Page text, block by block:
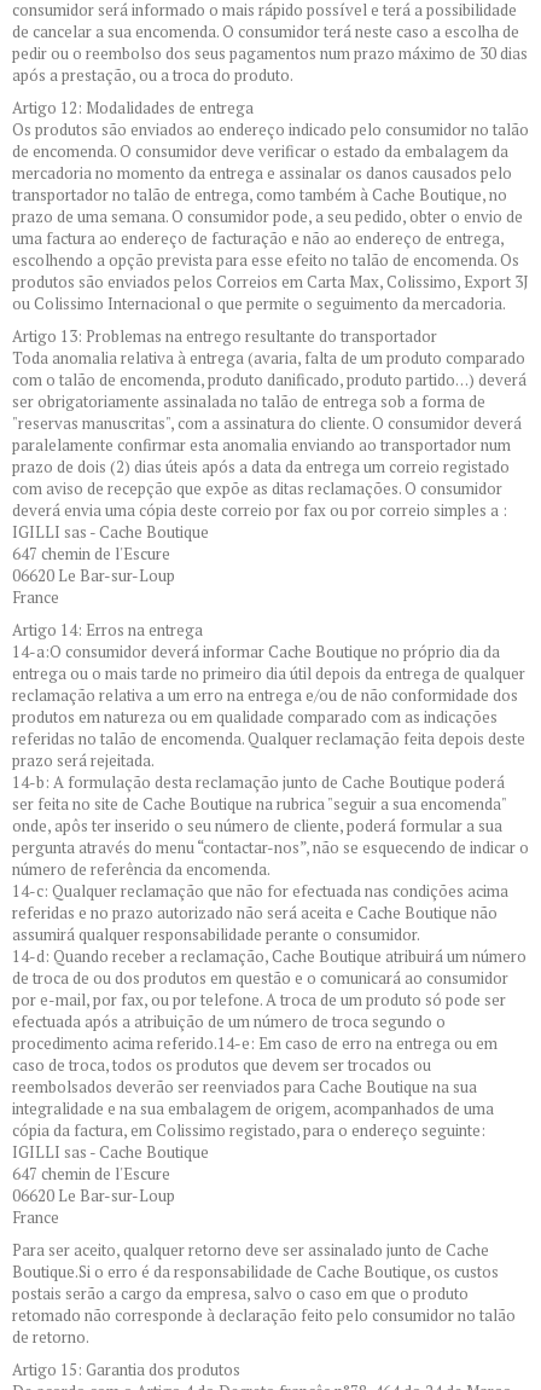
consumidor será informado o mais rápido possível e terá a possibilidade
de cancelar a sua encomenda. O consumidor terá neste caso a escolha de
pedir ou o reembolso dos seus pagamentos num prazo máximo de 30 dias
após a prestação, ou a troca do produto.
Artigo 12: Modalidades de entrega
Os produtos são enviados ao endereço indicado pelo consumidor no talão
de encomenda. O consumidor deve verificar o estado da embalagem da
mercadoria no momento da entrega e assinalar os danos causados pelo
transportador no talão de entrega, como também à Cache Boutique, no
prazo de uma semana. O consumidor pode, a seu pedido, obter o envio de
uma factura ao endereço de facturação e não ao endereço de entrega,
escolhendo a opção prevista para esse efeito no talão de encomenda. Os
produtos são enviados pelos Correios em Carta Max, Colissimo, Export 3J
ou Colissimo Internacional o que permite o seguimento da mercadoria.
Artigo 13: Problemas na entrego resultante do transportador
Toda anomalia relativa à entrega (avaria, falta de um produto comparado
com o talão de encomenda, produto danificado, produto partido…) deverá
ser obrigatoriamente assinalada no talão de entrega sob a forma de
"reservas manuscritas", com a assinatura do cliente. O consumidor deverá
paralelamente confirmar esta anomalia enviando ao transportador num
prazo de dois (2) dias úteis após a data da entrega um correio registado
com aviso de recepção que expõe as ditas reclamações. O consumidor
deverá envia uma cópia deste correio por fax ou por correio simples a :
IGILLI sas - Cache Boutique
647 chemin de l'Escure
06620 Le Bar-sur-Loup
France
Artigo 14: Erros na entrega
14-a:O consumidor deverá informar Cache Boutique no próprio dia da
entrega ou o mais tarde no primeiro dia útil depois da entrega de qualquer
reclamação relativa a um erro na entrega e/ou de não conformidade dos
produtos em natureza ou em qualidade comparado com as indicações
referidas no talão de encomenda. Qualquer reclamação feita depois deste
prazo será rejeitada.
14-b: A formulação desta reclamação junto de Cache Boutique poderá
ser feita no site de Cache Boutique na rubrica "seguir a sua encomenda"
onde, apôs ter inserido o seu número de cliente, poderá formular a sua
pergunta através do menu “contactar-nos”, não se esquecendo de indicar o
número de referência da encomenda.
14-c: Qualquer reclamação que não for efectuada nas condições acima
referidas e no prazo autorizado não será aceita e Cache Boutique não
assumirá qualquer responsabilidade perante o consumidor.
14-d: Quando receber a reclamação, Cache Boutique atribuirá um número
de troca de ou dos produtos em questão e o comunicará ao consumidor
por e-mail, por fax, ou por telefone. A troca de um produto só pode ser
efectuada após a atribuição de um número de troca segundo o
procedimento acima referido.14-e: Em caso de erro na entrega ou em
caso de troca, todos os produtos que devem ser trocados ou
reembolsados deverão ser reenviados para Cache Boutique na sua
integralidade e na sua embalagem de origem, acompanhados de uma
cópia da factura, em Colissimo registado, para o endereço seguinte:
IGILLI sas - Cache Boutique
647 chemin de l'Escure
06620 Le Bar-sur-Loup
France
Para ser aceito, qualquer retorno deve ser assinalado junto de Cache
Boutique.Si o erro é da responsabilidade de Cache Boutique, os custos
postais serão a cargo da empresa, salvo o caso em que o produto
retomado não corresponde à declaração feito pelo consumidor no talão
de retorno.
Artigo 15: Garantia dos produtos